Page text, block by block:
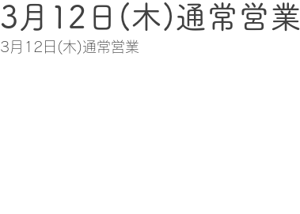
3月12日(木)通常営業
3月12日(木)通常営業